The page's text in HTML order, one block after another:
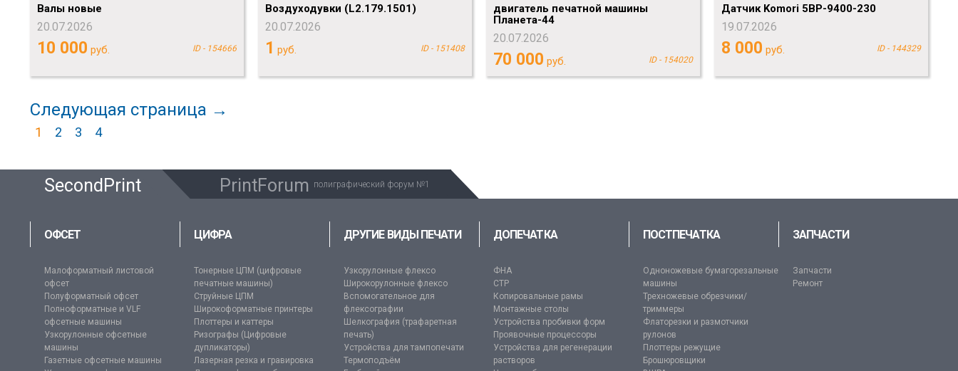
Валы новые
20.07.2026
10 000 руб. ID - 154666
Воздуходувки (L2.179.1501)
20.07.2026
1 руб. ID - 151408
двигатель печатной машины
Планета-44
20.07.2026
70 000 руб. ID - 154020
Датчик Komori 5BP-9400-230
19.07.2026
8 000 руб. ID - 144329
Следующая страница →
1 2 3 4
SecondPrint PrintForum полиграфический форум №1
ОФСЕТ
Малоформатный листовой
офсет
Полуформатный офсет
Полноформатные и VLF
офсетные машины
Узкорулонные офсетные
машины
Газетные офсетные машины
ЦИФРА
Тонерные ЦПМ (цифровые
печатные машины)
Струйные ЦПМ
Широкоформатные принтеры
Плоттеры и каттеры
Ризографы (Цифровые
дупликаторы)
Лазерная резка и гравировка
ДРУГИЕ ВИДЫ ПЕЧАТИ
Узкорулонные флексо
Широкорулонные флексо
Вспомогательное для
флексографии
Шелкография (трафаретная
печать)
Устройства для тампопечати
Термоподъём
ДОПЕЧАТКА
ФНА
CTP
Копировальные рамы
Монтажные столы
Устройства пробивки форм
Проявочные процессоры
Устройства для регенерации
растворов
ПОСТПЕЧАТКА
Одноножевые бумагорезальные
машины
Трехножевые обрезчики/
триммеры
Флаторезки и размотчики
рулонов
Плоттеры режущие
Брошюровщики
ЗАПЧАСТИ
Запчасти
Ремонт